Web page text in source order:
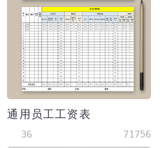
通用员工工资表
36 71756